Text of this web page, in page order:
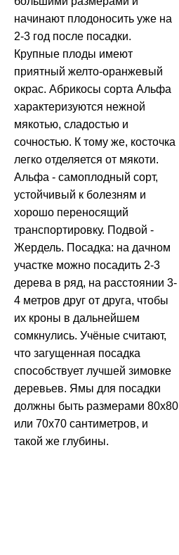
начинают плодоносить уже на
2-3 год после посадки.
Крупные плоды имеют
приятный желто-оранжевый
окрас. Абрикосы сорта Альфа
характеризуются нежной
мякотью, сладостью и
сочностью. К тому же, косточка
легко отделяется от мякоти.
Альфа - самоплодный сорт,
устойчивый к болезням и
хорошо переносящий
транспортировку. Подвой -
Жердель. Посадка: на дачном
участке можно посадить 2-3
дерева в ряд, на расстоянии 3-
4 метров друг от друга, чтобы
их кроны в дальнейшем
сомкнулись. Учёные считают,
что загущенная посадка
способствует лучшей зимовке
деревьев. Ямы для посадки
должны быть размерами 80x80
или 70x70 сантиметров, и
такой же глубины.